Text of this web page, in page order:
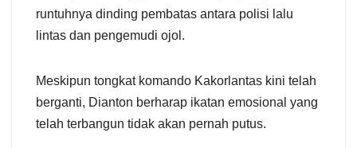
runtuhnya dinding pembatas antara polisi lalu
lintas dan pengemudi ojol.
Meskipun tongkat komando Kakorlantas kini telah
berganti, Dianton berharap ikatan emosional yang
telah terbangun tidak akan pernah putus.